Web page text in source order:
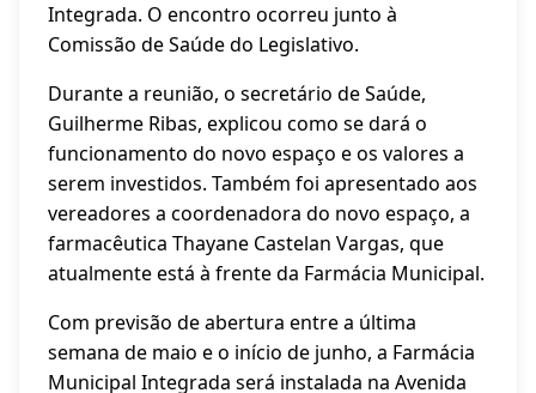
Integrada. O encontro ocorreu junto à
Comissão de Saúde do Legislativo.
Durante a reunião, o secretário de Saúde,
Guilherme Ribas, explicou como se dará o
funcionamento do novo espaço e os valores a
serem investidos. Também foi apresentado aos
vereadores a coordenadora do novo espaço, a
farmacêutica Thayane Castelan Vargas, que
atualmente está à frente da Farmácia Municipal.
Com previsão de abertura entre a última
semana de maio e o início de junho, a Farmácia
Municipal Integrada será instalada na Avenida